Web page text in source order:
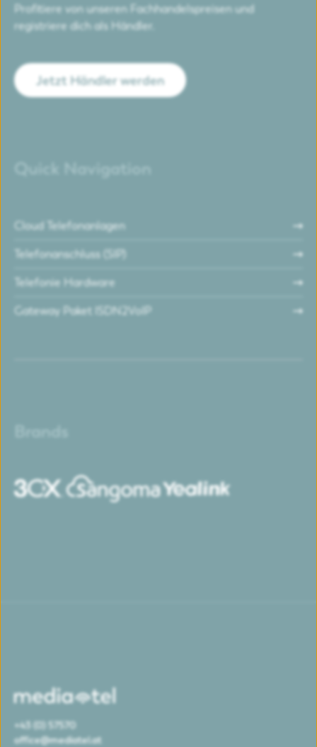
Profitiere von unseren Fachhandelspreisen und
registriere dich als Händler.
Jetzt Händler werden
Quick Navigation
Cloud Telefonanlagen
Telefonanschluss (SIP)
Telefonie Hardware
Gateway Paket ISDN2VoIP
+43 (0) 57570
office@mediatel.at